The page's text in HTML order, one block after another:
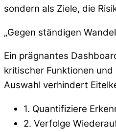
sondern als Ziele, die
„Gegen ständigen
Ein prägnantes
kritischer Funktionen
Auswahl verhindert
1. Quantifiziere
2. Verfolge